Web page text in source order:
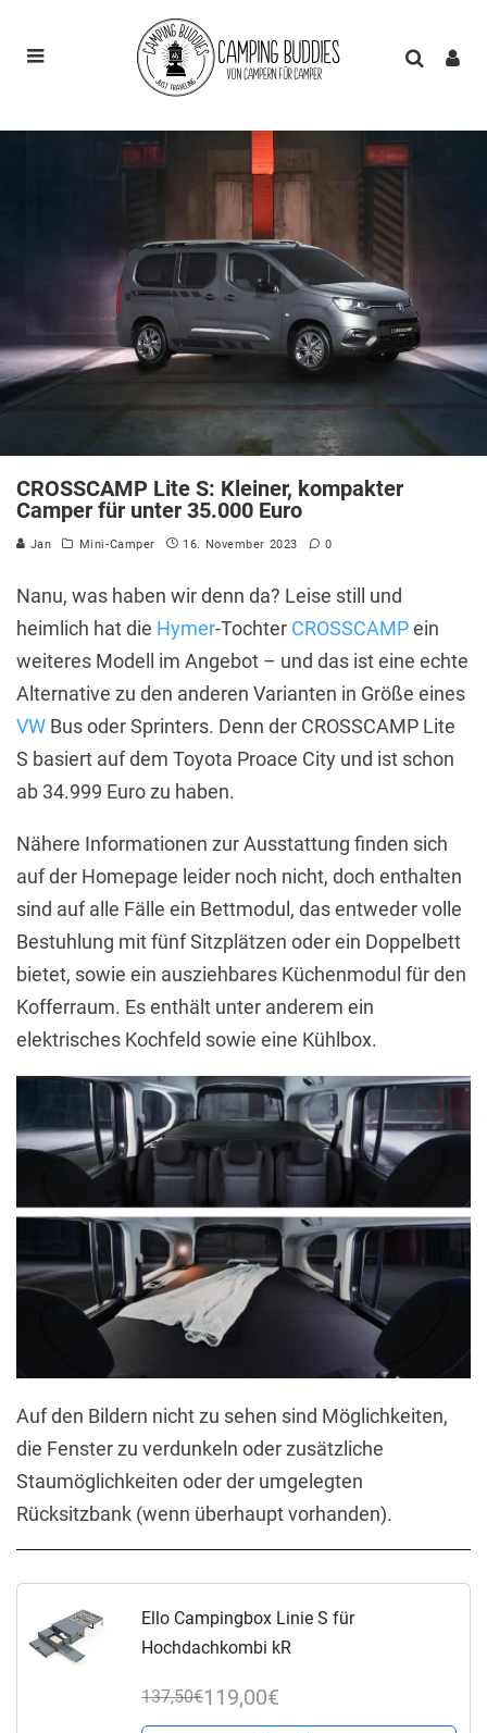
CROSSCAMP Lite S: Kleiner, kompakter
Camper für unter 35.000 Euro
Jan Mini-Camper 16. November 2023 0
Nanu, was haben wir denn da? Leise still und
heimlich hat die Hymer-Tochter CROSSCAMPein
weiteres Modell im Angebot – und das ist eine echte
Alternative zu den anderen Varianten in Größe eines
VW Bus oder Sprinters. Denn der CROSSCAMP Lite
S basiert auf dem Toyota Proace City und ist schon
ab 34.999 Euro zu haben.
Nähere Informationen zur Ausstattung finden sich
auf der Homepage leider noch nicht, doch enthalten
sind auf alle Fälle ein Bettmodul, das entweder volle
Bestuhlung mit fünf Sitzplätzen oder ein Doppelbett
bietet, sowie ein ausziehbares Küchenmodul für den
Kofferraum. Es enthält unter anderem ein
elektrisches Kochfeld sowie eine Kühlbox.
Auf den Bildern nicht zu sehen sind Möglichkeiten,
die Fenster zu verdunkeln oder zusätzliche
Staumöglichkeiten oder der umgelegten
Rücksitzbank (wenn überhaupt vorhanden).
Ello Campingbox Linie S für
Hochdachkombi kR
137,50€119,00€